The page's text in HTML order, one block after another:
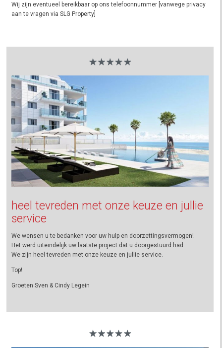
Wij zijn eventueel bereikbaar op ons telefoonnummer [vanwege privacy
aan te vragen via SLG Property]
heel tevreden met onze keuze en jullie
service
We wensen u te bedanken voor uw hulp en doorzettingsvermogen!
Het werd uiteindelijk uw laatste project dat u doorgestuurd had.
We zijn heel tevreden met onze keuze en jullie service.
Top!
Groeten Sven & Cindy Legein